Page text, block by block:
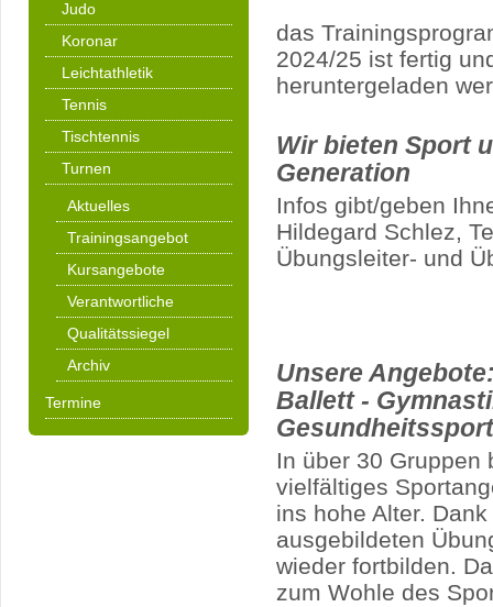
Judo
Koronar
Leichtathletik
Tennis
Tischtennis
Turnen
Aktuelles
Trainingsangebot
Kursangebote
Verantwortliche
Qualitätssiegel
Archiv
Termine
das
2024/25 ist fertig
heruntergeladen
Wir bieten Sport
Generation
Infos gibt/geben
Hildegard Schlez,
Übungsleiter- und
Unsere
Ballett -
Gesundheitssport
In über 30 Gruppen
vielfältiges
ins hohe Alter.
ausgebildeten
wieder fortbilden.
zum Wohle des